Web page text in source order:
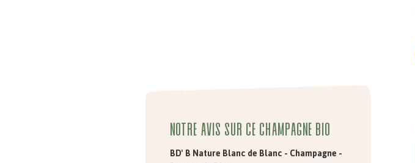
Notre avis sur ce champagne bio
BD' B Nature Blanc de Blanc - Champagne -